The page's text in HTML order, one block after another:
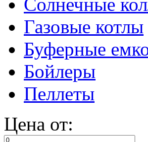
Газовые котлы
Буферные
Бойлеры
Пеллеты
Цена от: